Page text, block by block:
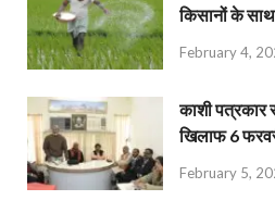
किसानों के
February 4,
काशी पत्रकार
खिलाफ 6
February 5,